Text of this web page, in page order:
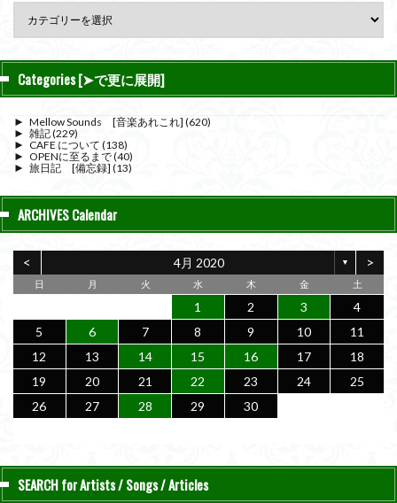
Categories [➤で更に展開]
► Mellow Sounds [音楽あれこれ] (620)
► 雑記(229)
► CAFE について (138)
► OPENに至るまで(40)
► 旅日記 [備忘録] (13)
ARCHIVES Calendar
< 4月 2020 ▼ >
日 月 火 水 木 金 土
1 2 3
4
5
6 7 8 9 10
11
12
13 14 15 16 17
18
19
20 21 22 23 24
25
26
27 28 29 30
SEARCH for Artists / Songs / Articles